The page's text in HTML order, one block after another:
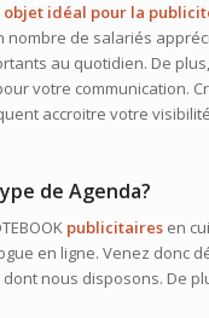
objet idéal pour la
de salariés
au quotidien. De
votre communication.
accroitre votre
de Agenda?
publicitaires en
en ligne. Venez donc
nous disposons. De